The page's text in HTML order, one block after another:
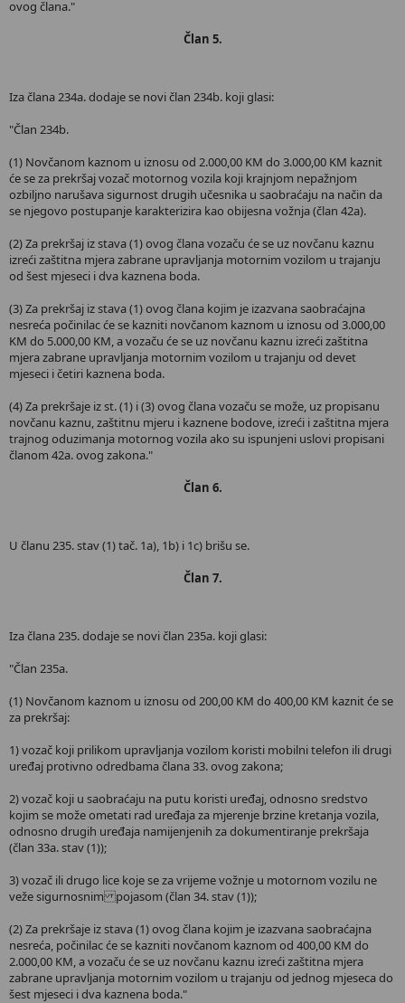
ovog člana."
Član 5.
Iza člana 234a. dodaje se novi član 234b. koji glasi:
"Član 234b.
(1) Novčanom kaznom u iznosu od 2.000,00 KM do 3.000,00 KM kaznit
će se za prekršaj vozač motornog vozila koji krajnjom nepažnjom
ozbiljno narušava sigurnost drugih učesnika u saobraćaju na način da
se njegovo postupanje karakterizira kao obijesna vožnja (član 42a).
(2) Za prekršaj iz stava (1) ovog člana vozaču će se uz novčanu kaznu
izreći zaštitna mjera zabrane upravljanja motornim vozilom u trajanju
od šest mjeseci i dva kaznena boda.
(3) Za prekršaj iz stava (1) ovog člana kojim je izazvana saobraćajna
nesreća počinilac će se kazniti novčanom kaznom u iznosu od 3.000,00
KM do 5.000,00 KM, a vozaču će se uz novčanu kaznu izreći zaštitna
mjera zabrane upravljanja motornim vozilom u trajanju od devet
mjeseci i četiri kaznena boda.
(4) Za prekršaje iz st. (1) i (3) ovog člana vozaču se može, uz propisanu
novčanu kaznu, zaštitnu mjeru i kaznene bodove, izreći i zaštitna mjera
trajnog oduzimanja motornog vozila ako su ispunjeni uslovi propisani
članom 42a. ovog zakona."
Član 6.
U članu 235. stav (1) tač. 1a), 1b) i 1c) brišu se.
Član 7.
Iza člana 235. dodaje se novi član 235a. koji glasi:
"Član 235a.
(1) Novčanom kaznom u iznosu od 200,00 KM do 400,00 KM kaznit će se
za prekršaj:
1) vozač koji prilikom upravljanja vozilom koristi mobilni telefon ili drugi
uređaj protivno odredbama člana 33. ovog zakona;
2) vozač koji u saobraćaju na putu koristi uređaj, odnosno sredstvo
kojim se može ometati rad uređaja za mjerenje brzine kretanja vozila,
odnosno drugih uređaja namijenjenih za dokumentiranje prekršaja
(član 33a. stav (1));
3) vozač ili drugo lice koje se za vrijeme vožnje u motornom vozilu ne
veže sigurnosnim pojasom (član 34. stav (1));
(2) Za prekršaje iz stava (1) ovog člana kojim je izazvana saobraćajna
nesreća, počinilac će se kazniti novčanom kaznom od 400,00 KM do
2.000,00 KM, a vozaču će se uz novčanu kaznu izreći zaštitna mjera
zabrane upravljanja motornim vozilom u trajanju od jednog mjeseca do
šest mjeseci i dva kaznena boda."